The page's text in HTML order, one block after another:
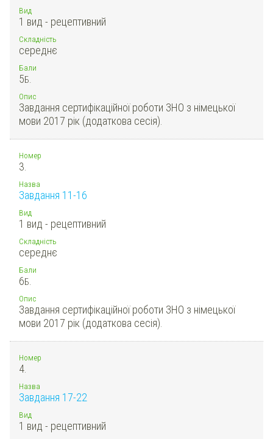
Вид
1 вид - рецептивний
Складність
середнє
Бали
5Б.
Опис
Завдання сертифікаційної роботи ЗНО з німецької
мови 2017 рік (додаткова сесія).
Номер
3.
Назва
Завдання 11-16
Вид
1 вид - рецептивний
Складність
середнє
Бали
6Б.
Опис
Завдання сертифікаційної роботи ЗНО з німецької
мови 2017 рік (додаткова сесія).
Номер
4.
Назва
Завдання 17-22
Вид
1 вид - рецептивний